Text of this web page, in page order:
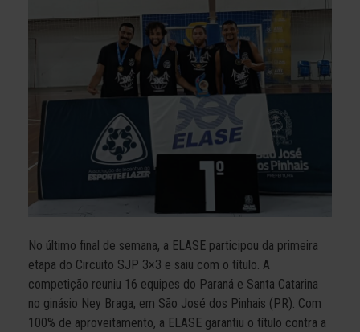
No último final de semana, a ELASE participou da primeira
etapa do Circuito SJP 3×3 e saiu com o título. A
competição reuniu 16 equipes do Paraná e Santa Catarina
no ginásio Ney Braga, em São José dos Pinhais (PR). Com
100% de aproveitamento, a ELASE garantiu o título contra a